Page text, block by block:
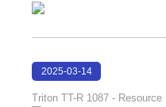
2025-03-14
Triton TT-R 1087 - Resource